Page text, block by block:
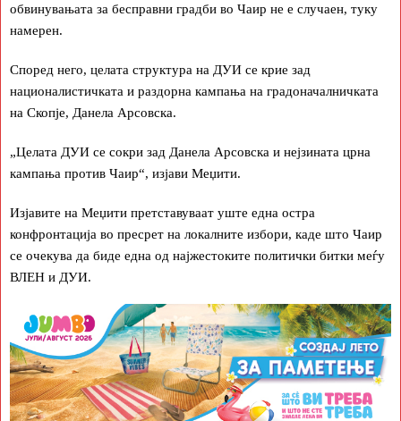
обвинувањата за бесправни градби во Чаир не е случаен, туку
намерен.
Според него, целата структура на ДУИ се крие зад
националистичката и раздорна кампања на градоначалничката
на Скопје, Данела Арсовска.
„Целата ДУИ се сокри зад Данела Арсовска и нејзината црна
кампања против Чаир“, изјави Меџити.
Изјавите на Меџити претставуваат уште една остра
конфронтација во пресрет на локалните избори, каде што Чаир
се очекува да биде една од најжестоките политички битки меѓу
ВЛЕН и ДУИ.